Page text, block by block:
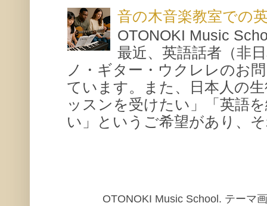
音の木音楽教室での
OTONOKI Music
最近、英語話者（非
ノ・ギター・ウクレレのお
ています。また、日本人の
ッスンを受けたい」「英語
い」というご希望があり、
OTONOKI Music School. テーマ